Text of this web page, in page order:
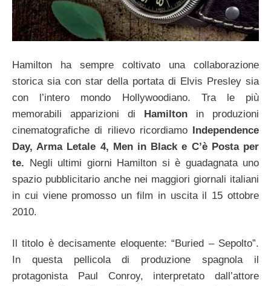
Hamilton ha sempre coltivato una collaborazione
storica sia con star della portata di Elvis Presley sia
con l’intero mondo Hollywoodiano. Tra le più
memorabili apparizioni di Hamilton in produzioni
cinematografiche di rilievo ricordiamoIndependence
Day, Arma Letale 4, Men in Black e C’è Posta per
te. Negli ultimi giorni Hamilton si è guadagnata uno
spazio pubblicitario anche nei maggiori giornali italiani
in cui viene promosso un film in uscita il 15 ottobre
2010.
Il titolo è decisamente eloquente: “Buried – Sepolto”.
In questa pellicola di produzione spagnola il
protagonista Paul Conroy, interpretato dall’attore